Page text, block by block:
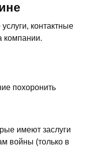
контактные
компании.
похоронить
имеют заслуги
войны (только в